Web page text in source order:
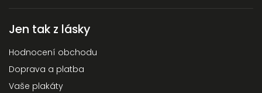
Jen tak z lásky
Hodnocení obchodu
Doprava a platba
Vaše plakáty